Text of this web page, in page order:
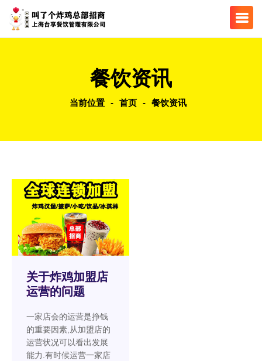
餐饮资讯
当前位置 - 首页 - 餐饮资讯
关于炸鸡加盟店
运营的问题
一家店会的运营是挣钱
的重要因素,从加盟店的
运营状况可以看出发展
能力.有时候运营一家店